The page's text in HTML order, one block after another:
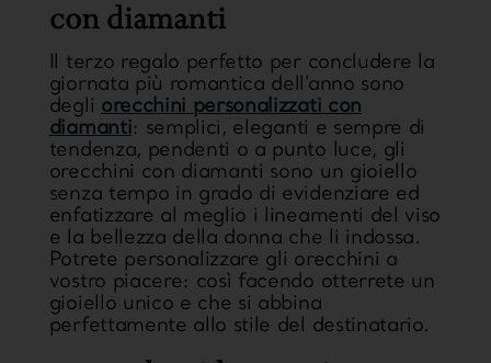
con diamanti
Il terzo regalo perfetto per concludere la
giornata più romantica dell’anno sono
degli orecchini personalizzati con
diamanti: semplici, eleganti e sempre di
tendenza, pendenti o a punto luce, gli
orecchini con diamanti sono un gioiello
senza tempo in grado di evidenziare ed
enfatizzare al meglio i lineamenti del viso
e la bellezza della donna che li indossa.
Potrete personalizzare gli orecchini a
vostro piacere: così facendo otterrete un
gioiello unico e che si abbina
perfettamente allo stile del destinatario.